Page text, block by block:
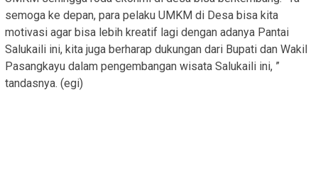
semoga ke depan, para pelaku UMKM di Desa bisa kita
motivasi agar bisa lebih kreatif lagi dengan adanya Pantai
Salukaili ini, kita juga berharap dukungan dari Bupati dan Wakil
Pasangkayu dalam pengembangan wisata Salukaili ini, ”
tandasnya. (egi)